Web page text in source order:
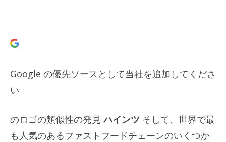
Google の優先ソースとして当社を追加してくださ
い
のロゴの類似性の発見 ハインツ そして、世界で最
も人気のあるファストフードチェーンのいくつか